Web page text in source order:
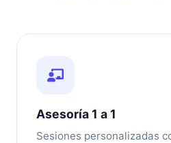
Asesoría 1 a 1
Sesiones personalizadas